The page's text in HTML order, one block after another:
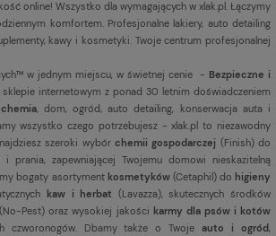
online! Wszystko dla wymagających w xlak.pl. Łączymy
komfortem. Profesjonalne lakiery, auto detailing
kawy i kosmetyki. Twoje centrum profesjonalnej
w jednym miejscu, w świetnej cenie - Bezpieczne i
sklepie internetowym z ponad 30 letnim doświadczeniem
, dom, ogród, auto detailing, konserwacja auta i
wszystko czego potrzebujesz - xlak.pl to niezawodny
szeroki wybórchemii gospodarczej (Finish) do
i prania, zapewniającej Twojemu domowi nieskazitelną
bogaty asortyment kosmetyków (Cetaphil) do higieny
kaw i herbat (Lavazza), skutecznych środków
(No-Pest) oraz wysokiej jakości karmy dla psów i kotów
czworonogów. Dbamy także o Twojeauto i ogród,